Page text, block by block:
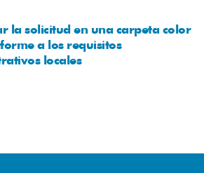
la solicitud en una carpeta color
a los requisitos
locales